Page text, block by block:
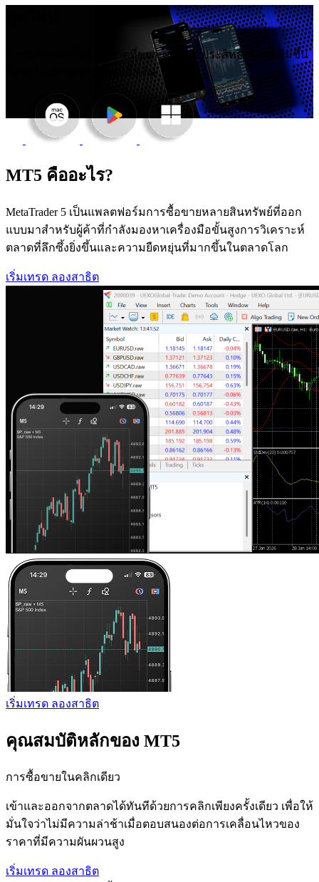
การวิเคราะห์ขั้นสูง ตลาดที่ขยายตัว และประสิทธิภาพที่เพิ่มขึ้น
ซื้อขายนอกขอบเขตแบบดั้งเดิม
MT5 คืออะไร?
MetaTrader 5 เป็นแพลตฟอร์มการซื้อขายหลายสินทรัพย์ที่ออก
แบบมาสําหรับผู้ค้าที่กําลังมองหาเครื่องมือขั้นสูงการวิเคราะห์
ตลาดที่ลึกซึ้งยิ่งขึ้นและความยืดหยุ่นที่มากขึ้นในตลาดโลก
เริ่มเทรด ลองสาธิต
เริ่มเทรด ลองสาธิต
คุณสมบัติหลักของ MT5
การซื้อขายในคลิกเดียว
เข้าและออกจากตลาดได้ทันทีด้วยการคลิกเพียงครั้งเดียว เพื่อให้
มั่นใจว่าไม่มีความล่าช้าเมื่อตอบสนองต่อการเคลื่อนไหวของ
ราคาที่มีความผันผวนสูง
เริ่มเทรด ลองสาธิต